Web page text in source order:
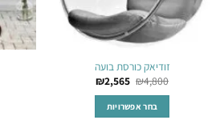
זודיאק כורסת בועה
₪4,800
₪2,565
בחר אפשרויות